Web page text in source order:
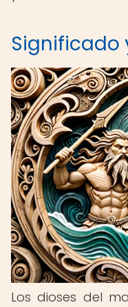
Significado
Los dioses del